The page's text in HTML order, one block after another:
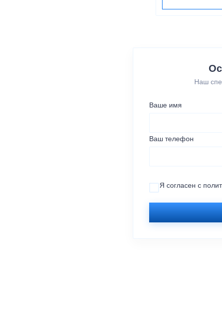
Наш
Ваше имя
Ваш телефон
Я согласен с